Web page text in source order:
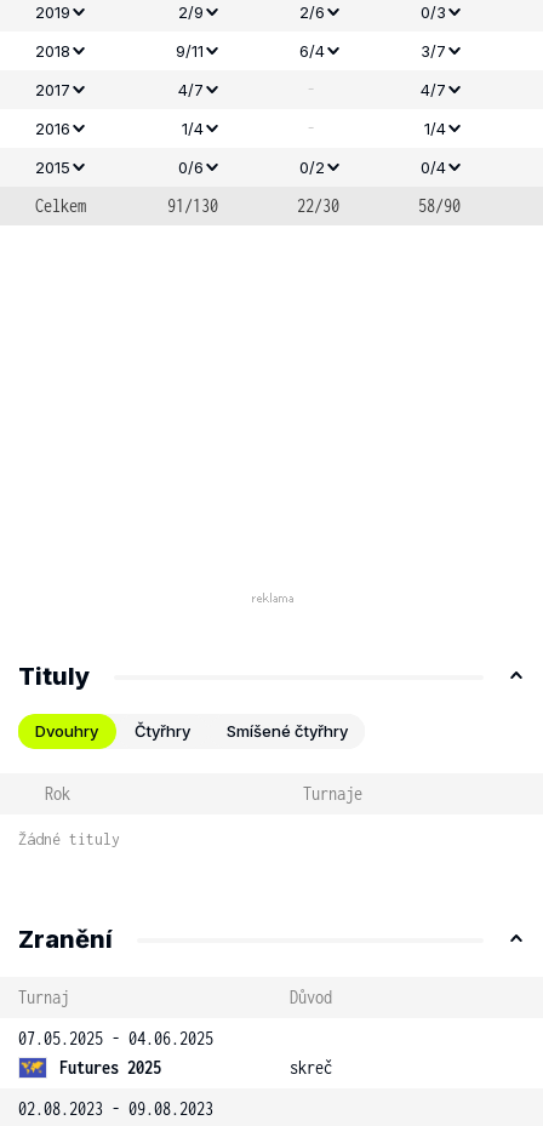
2019 2/9 2/6
0/3
2018
9/11 6/4
3/7
2017
4/7 -
4/7
2016
1/4 -
1/4
2015
0/6 0/2 0/4
Celkem 91/130 22/30 58/90
Tituly
Dvouhry Čtyřhry Smíšené čtyřhry
Rok Turnaje
Žádné tituly
Zranění
Turnaj
Důvod
07.05.2025 - 04.06.2025
Futures 2025
skreč
02.08.2023 - 09.08.2023